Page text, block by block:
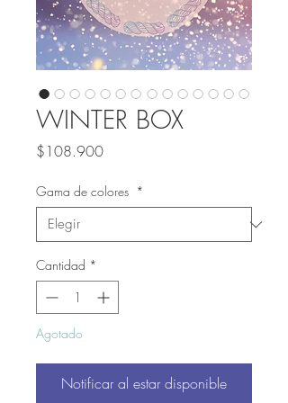
WINTER BOX
$108.900Precio
Gama de colores *
Cantidad *
Agotado
Notificar al estar disponible